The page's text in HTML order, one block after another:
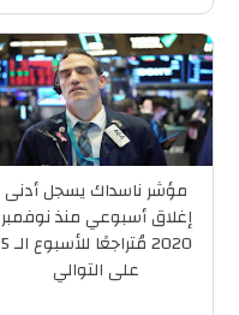
مؤشر ناسداك يسجل أدنى
إغلاق أسبوعي منذ نوفمبر
2020 مُتراجعًا للأسبوع الـ 5
على التوالي